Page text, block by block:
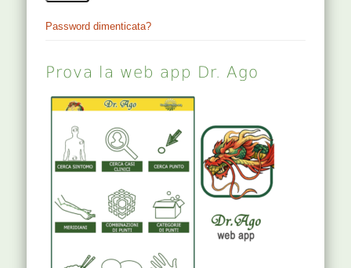
Password dimenticata?
Prova la web app Dr. Ago